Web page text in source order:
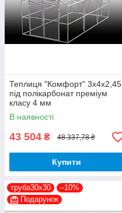
Теплиця "Комфорт" 3х4х2,45
під полікарбонат преміум
класу 4 мм
В наявності
43 504 ₴ 48 337,78 ₴
Купити
труба30х30
–10%
Подарунок